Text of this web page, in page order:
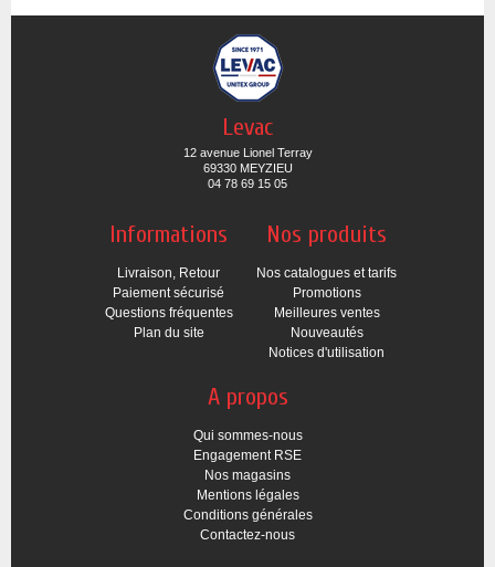
Levac
12 avenue Lionel Terray
69330 MEYZIEU
04 78 69 15 05
Informations
Livraison, Retour
Paiement sécurisé
Questions fréquentes
Plan du site
Nos produits
Nos catalogues et tarifs
Promotions
Meilleures ventes
Nouveautés
Notices d'utilisation
A propos
Qui sommes-nous
Engagement RSE
Nos magasins
Mentions légales
Conditions générales
Contactez-nous